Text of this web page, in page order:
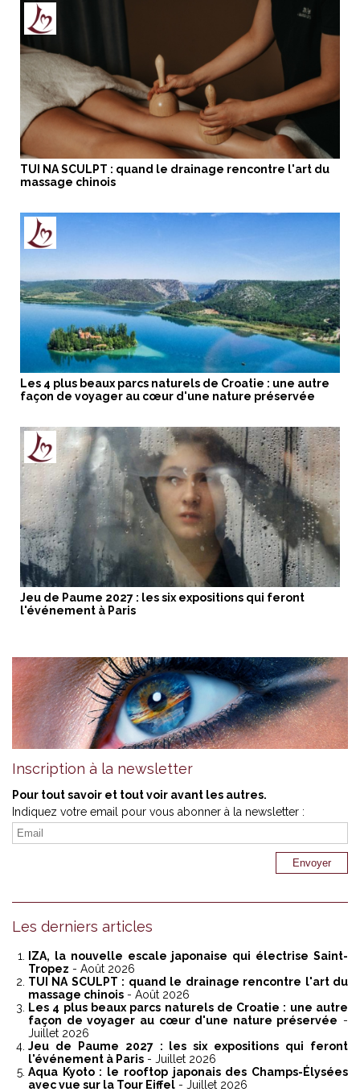
TUI NA SCULPT : quand le drainage rencontre l'art du
massage chinois
Les 4 plus beaux parcs naturels de Croatie : une autre
façon de voyager au cœur d'une nature préservée
Jeu de Paume 2027 : les six expositions qui feront
l'événement à Paris
Inscription à la newsletter
Pour tout savoir et tout voir avant les autres.
Indiquez votre email pour vous abonner à la newsletter :
Les derniers articles
IZA, la nouvelle escale japonaise qui électrise Saint-
Tropez - Août 2026
TUI NA SCULPT : quand le drainage rencontre l'art du
massage chinois - Août 2026
Les 4 plus beaux parcs naturels de Croatie : une autre
façon de voyager au cœur d'une nature préservée -
Juillet 2026
Jeu de Paume 2027 : les six expositions qui feront
l'événement à Paris - Juillet 2026
Aqua Kyoto : le rooftop japonais des Champs-Élysées
avec vue sur la Tour Eiffel - Juillet 2026